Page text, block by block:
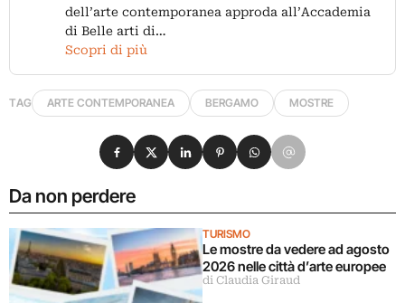
dell’arte contemporanea approda all’Accademia
di Belle arti di…
Scopri di più
TAG ARTE CONTEMPORANEA BERGAMO MOSTRE
Da non perdere
TURISMO
Le mostre da vedere ad agosto
2026 nelle città d’arte europee
di Claudia Giraud
Condividi su Facebook
Condividi su X
Condividi su LinkedIn
Condividi su Pinterest
Condividi su WhatsApp
Condividi su Email